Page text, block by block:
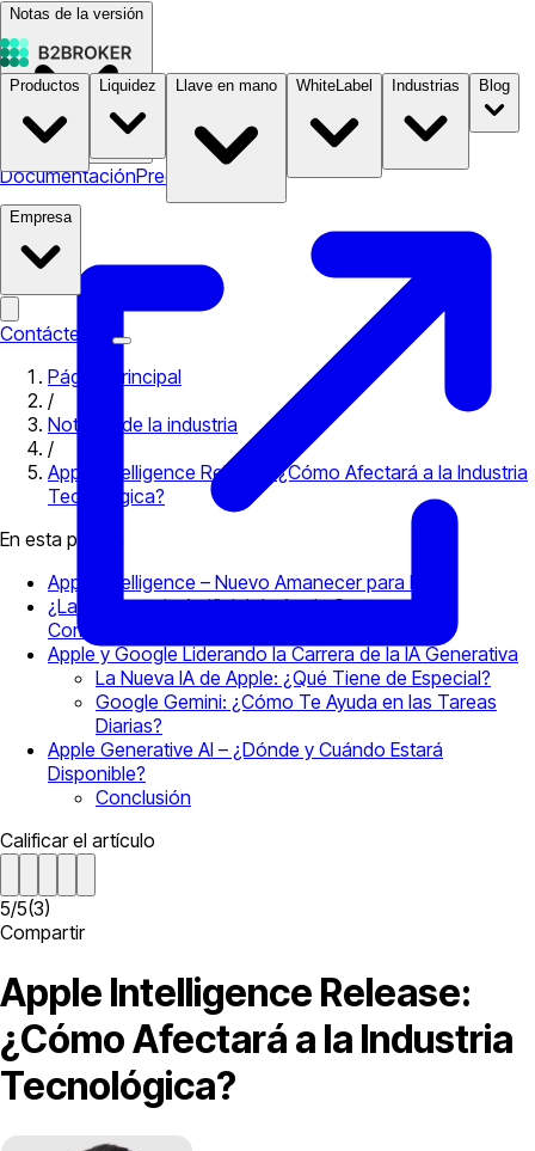
Notas de la versión
DocumentaciónPrecios
Productos Liquidez Llave en mano WhiteLabel Industrias Blog
Empresa
Contáctenos
Página principal
/
Noticias de la industria
/
Apple Intelligence Release: ¿Cómo Afectará a la Industria
Tecnológica?
En esta página
Apple Intelligence – Nuevo Amanecer para la IA
¿La Inteligencia Artificial de Apple Supera a sus
Competidores?
Apple y Google Liderando la Carrera de la IA Generativa
La Nueva IA de Apple: ¿Qué Tiene de Especial?
Google Gemini: ¿Cómo Te Ayuda en las Tareas
Diarias?
Apple Generative AI – ¿Dónde y Cuándo Estará
Disponible?
Conclusión
Calificar el artículo
5/5(3)
Compartir
Apple Intelligence Release:
¿Cómo Afectará a la Industria
Tecnológica?